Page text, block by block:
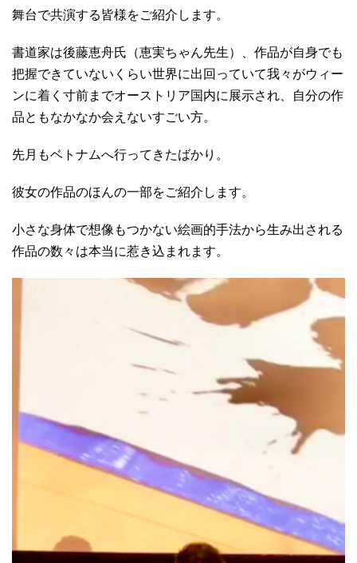
舞台で共演する皆様をご紹介します。
書道家は後藤恵舟氏（恵実ちゃん先生）、作品が自身でも
把握できていないくらい世界に出回っていて我々がウィー
ンに着く寸前までオーストリア国内に展示され、自分の作
品ともなかなか会えないすごい方。
先月もベトナムへ行ってきたばかり。
彼女の作品のほんの一部をご紹介します。
小さな身体で想像もつかない絵画的手法から生み出される
作品の数々は本当に惹き込まれます。